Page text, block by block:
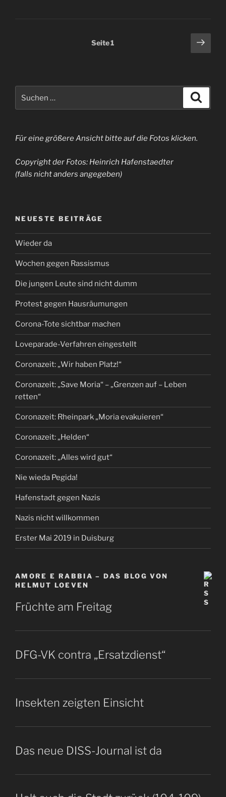
Seitennummerierung
Seite1
Für eine größere Ansicht bitte auf die Fotos klicken.
Copyright der Fotos: Heinrich Hafenstaedter
(falls nicht anders angegeben)
NEUESTE BEITRÄGE
Wieder da
Wochen gegen Rassismus
Die jungen Leute sind nicht dumm
Protest gegen Hausräumungen
Corona-Tote sichtbar machen
Loveparade-Verfahren eingestellt
Coronazeit: „Wir haben Platz!“
Coronazeit: „Save Moria“ – „Grenzen auf – Leben
retten“
Coronazeit: Rheinpark „Moria evakuieren“
Coronazeit: „Helden“
Coronazeit: „Alles wird gut“
Nie wieda Pegida!
Hafenstadt gegen Nazis
Nazis nicht willkommen
Erster Mai 2019 in Duisburg
AMORE E RABBIA – DAS BLOG VON
HELMUT LOEVEN
Früchte am Freitag
DFG-VK contra „Ersatzdienst“
Insekten zeigten Einsicht
Das neue DISS-Journal ist da